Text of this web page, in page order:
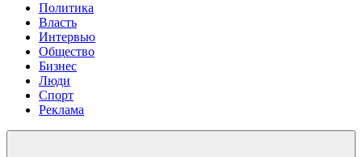
Политика
Власть
Интервью
Общество
Бизнес
Люди
Спорт
Реклама